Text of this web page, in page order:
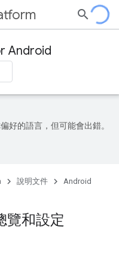
Android
好的語言，但可能會出錯。
說明文件
Android
覽和設定